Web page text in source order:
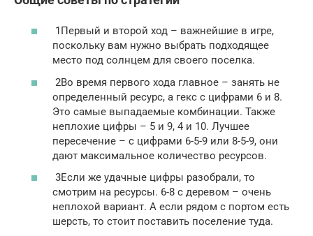
1Первый и второй ход – важнейшие в игре,
поскольку вам нужно выбрать подходящее
место под солнцем для своего поселка.
2Во время первого хода главное – занять не
определенный ресурс, а гекс с цифрами 6 и 8.
Это самые выпадаемые комбинации. Также
неплохие цифры – 5 и 9, 4 и 10. Лучшее
пересечение – с цифрами 6-5-9 или 8-5-9, они
дают максимальное количество ресурсов.
3Если же удачные цифры разобрали, то
смотрим на ресурсы. 6-8 с деревом – очень
неплохой вариант. А если рядом с портом есть
шерсть, то стоит поставить поселение туда.